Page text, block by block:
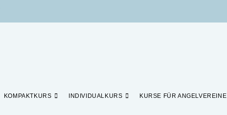
KOMPAKTKURS INDIVIDUALKURS KURSE FÜR ANGELVEREINE